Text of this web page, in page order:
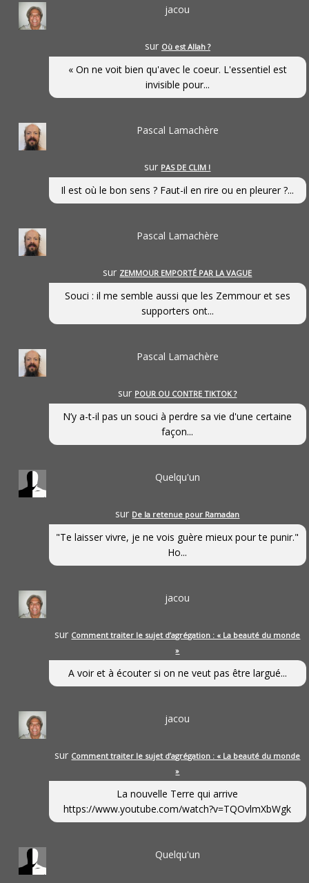
jacou
sur Où est Allah ?
« On ne voit bien qu'avec le coeur. L'essentiel est
invisible pour...
Pascal Lamachère
sur PAS DE CLIM !
Il est où le bon sens ? Faut-il en rire ou en pleurer ?...
Pascal Lamachère
sur ZEMMOUR EMPORTÉ PAR LA VAGUE
Souci : il me semble aussi que les Zemmour et ses
supporters ont...
Pascal Lamachère
sur POUR OU CONTRE TIKTOK ?
N’y a-t-il pas un souci à perdre sa vie d'une certaine
façon...
Quelqu'un
sur De la retenue pour Ramadan
"Te laisser vivre, je ne vois guère mieux pour te punir."
Ho...
jacou
sur Comment traiter le sujet d’agrégation : « La beauté du monde
»
A voir et à écouter si on ne veut pas être largué...
jacou
sur Comment traiter le sujet d’agrégation : « La beauté du monde
»
La nouvelle Terre qui arrive
https://www.youtube.com/watch?v=TQOvlmXbWgk
Quelqu'un